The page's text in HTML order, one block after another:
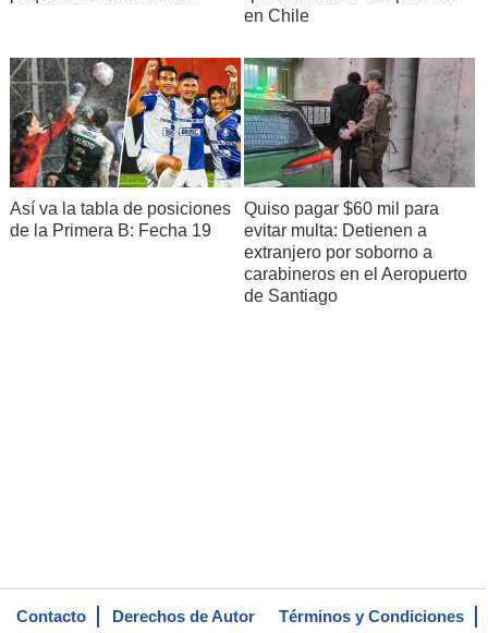
en Chile
Así va la tabla de posiciones
de la Primera B: Fecha 19
Quiso pagar $60 mil para
evitar multa: Detienen a
extranjero por soborno a
carabineros en el Aeropuerto
de Santiago
Contacto Derechos de Autor Términos y Condiciones